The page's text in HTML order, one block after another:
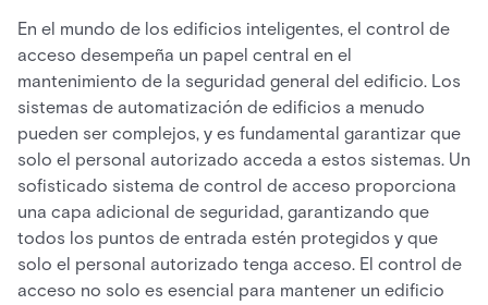
En el mundo de los edificios inteligentes, el control de
acceso desempeña un papel central en el
mantenimiento de la seguridad general del edificio. Los
sistemas de automatización de edificios a menudo
pueden ser complejos, y es fundamental garantizar que
solo el personal autorizado acceda a estos sistemas. Un
sofisticado sistema de control de acceso proporciona
una capa adicional de seguridad, garantizando que
todos los puntos de entrada estén protegidos y que
solo el personal autorizado tenga acceso. El control de
acceso no solo es esencial para mantener un edificio